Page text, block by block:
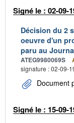
Signé le : 02-09-
Décision du 2
oeuvre d'un
paru au
ATEG9980069S
signature : 02-09-
Document
Signé le : 15-09-